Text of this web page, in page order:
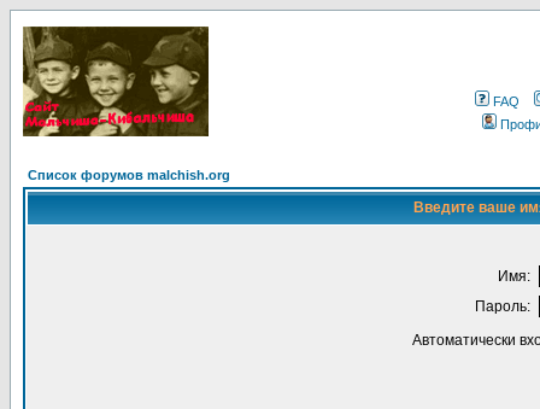
FAQ
Список форумов malchish.org
Введите ваше
Имя:
Пароль:
Автоматически